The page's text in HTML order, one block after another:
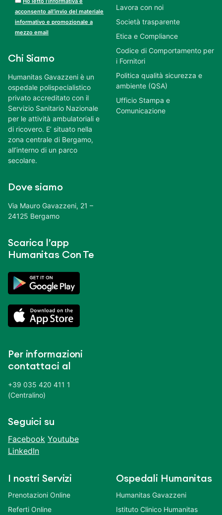
acconsento all’invio del materiale
informativo e promozionale a
mezzo email
Chi Siamo
Humanitas Gavazzeni è un
ospedale polispecialistico
privato accreditato con il
Servizio Sanitario Nazionale
per le attività ambulatoriali e
di ricovero. E’ situato nella
zona centrale di Bergamo,
all’interno di un parco
secolare.
Dove siamo
Via Mauro Gavazzeni, 21 –
24125 Bergamo
Scarica l’app
Humanitas Con Te
Per informazioni
contattaci al
+39 035 420 411 1
(Centralino)
Seguici su
Facebook Youtube
LinkedIn
Lavora con noi
Società trasparente
Etica e Compliance
Codice di Comportamento per
i Fornitori
Politica qualità sicurezza e
ambiente (QSA)
Ufficio Stampa e
Comunicazione
I nostri Servizi
Prenotazioni Online
Referti Online
Ospedali Humanitas
Humanitas Gavazzeni
Istituto Clinico Humanitas